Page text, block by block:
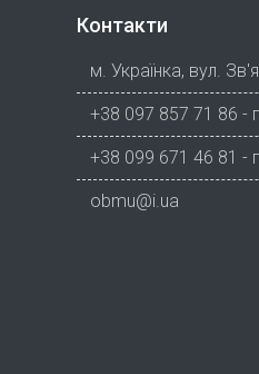
Контакти
м. Українка, вул.
+38 097 857 71 86 -
+38 099 671 46 81 -
obmu@i.ua